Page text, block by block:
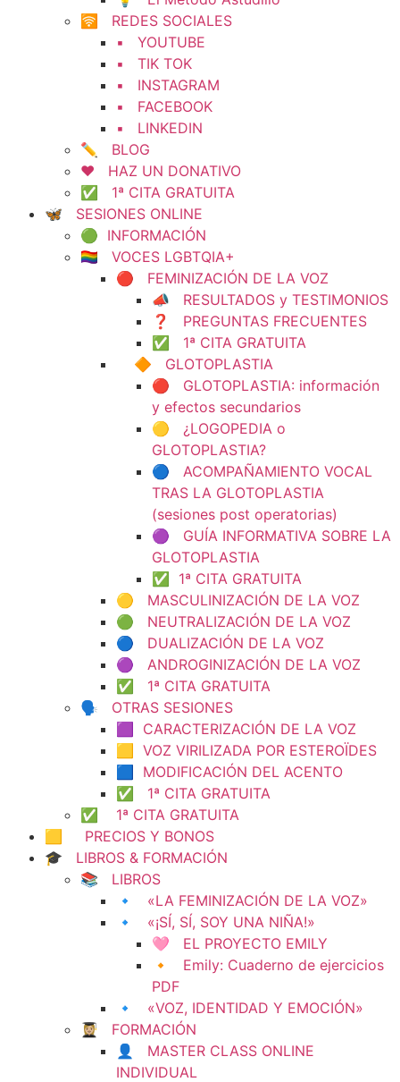
🛜 REDES SOCIALES
▪️ YOUTUBE
▪️ TIK TOK
▪️ INSTAGRAM
▪️ FACEBOOK
▪️ LINKEDIN
✏️ BLOG
❤️ HAZ UN DONATIVO
✅ 1ª CITA GRATUITA
🦋 SESIONES ONLINE
🟢 INFORMACIÓN
🏳️‍🌈 VOCES LGBTQIA+
🔴 FEMINIZACIÓN DE LA VOZ
📣 RESULTADOS y TESTIMONIOS
❓ PREGUNTAS FRECUENTES
✅ 1ª CITA GRATUITA
🔶 GLOTOPLASTIA
🔴 GLOTOPLASTIA: información
y efectos secundarios
🟡 ¿LOGOPEDIA o
GLOTOPLASTIA?
🔵 ACOMPAÑAMIENTO VOCAL
TRAS LA GLOTOPLASTIA
(sesiones post operatorias)
🟣 GUÍA INFORMATIVA SOBRE LA
GLOTOPLASTIA
✅ 1ª CITA GRATUITA
🟡 MASCULINIZACIÓN DE LA VOZ
🟢 NEUTRALIZACIÓN DE LA VOZ
🔵 DUALIZACIÓN DE LA VOZ
🟣 ANDROGINIZACIÓN DE LA VOZ
✅ 1ª CITA GRATUITA
🗣️ OTRAS SESIONES
🟪 CARACTERIZACIÓN DE LA VOZ
🟨 VOZ VIRILIZADA POR ESTEROÏDES
🟦 MODIFICACIÓN DEL ACENTO
✅ 1ª CITA GRATUITA
✅ 1ª CITA GRATUITA
🟨 PRECIOS Y BONOS
🎓 LIBROS & FORMACIÓN
📚 LIBROS
🔹 «LA FEMINIZACIÓN DE LA VOZ»
🔹 «¡SÍ, SÍ, SOY UNA NIÑA!»
🩷 EL PROYECTO EMILY
🔸 Emily: Cuaderno de ejercicios
PDF
🔹 «VOZ, IDENTIDAD Y EMOCIÓN»
👩🏼‍🎓 FORMACIÓN
👤 MASTER CLASS ONLINE
INDIVIDUAL